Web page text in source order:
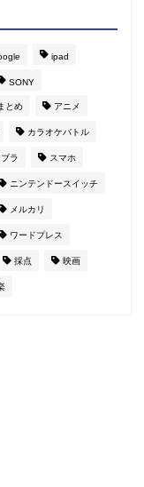
ipad
SONY
とめ アニメ
カラオケバトル
ラ スマホ
ニンテンドースイッチ
メルカリ
ワードプレス
採点 映画